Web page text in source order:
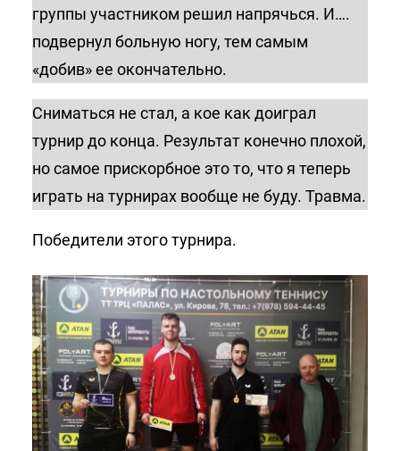
группы участником решил напрячься. И….
подвернул больную ногу, тем самым
«добив» ее окончательно.
Сниматься не стал, а кое как доиграл
турнир до конца. Результат конечно плохой,
но самое прискорбное это то, что я теперь
играть на турнирах вообще не буду. Травма.
Победители этого турнира.